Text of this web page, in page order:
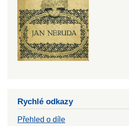
Rychlé odkazy
Přehled o díle